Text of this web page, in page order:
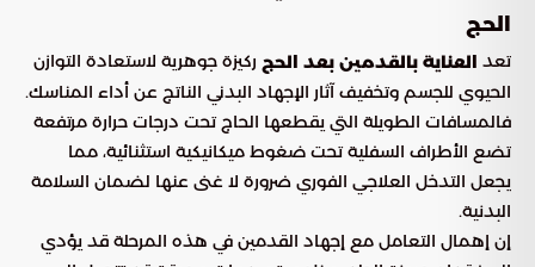
الحج
تعد العناية بالقدمين بعد الحج ركيزة جوهرية لاستعادة التوازن
الحيوي للجسم وتخفيف آثار الإجهاد البدني الناتج عن أداء المناسك.
فالمسافات الطويلة التي يقطعها الحاج تحت درجات حرارة مرتفعة
تضع الأطراف السفلية تحت ضغوط ميكانيكية استثنائية، مما
يجعل التدخل العلاجي الفوري ضرورة لا غنى عنها لضمان السلامة
البدنية.
إن إهمال التعامل مع إجهاد القدمين في هذه المرحلة قد يؤدي